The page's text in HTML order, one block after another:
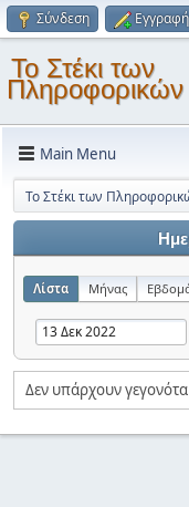
Σύνδεση Εγγραφή
Το Στέκι των
Πληροφορικών
Main Menu
Το Στέκι των
Λίστα Μήνας
Δεν υπάρχουν